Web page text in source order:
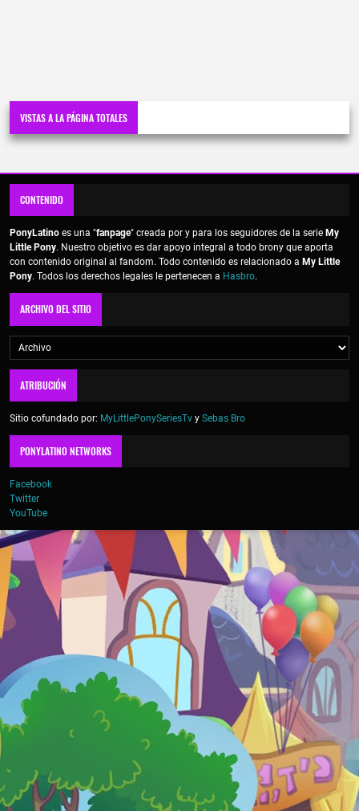
VISTAS A LA PÁGINA TOTALES
CONTENIDO
PonyLatino es una "fanpage" creada por y para los seguidores de la serie My
Little Pony. Nuestro objetivo es dar apoyo integral a todo brony que aporta
con contenido original al fandom. Todo contenido es relacionado a My Little
Pony. Todos los derechos legales le pertenecen a Hasbro.
ARCHIVO DEL SITIO
ATRIBUCIÓN
Sitio cofundado por: MyLittlePonySeriesTv y Sebas Bro
PONYLATINO NETWORKS
Facebook
Twitter
YouTube